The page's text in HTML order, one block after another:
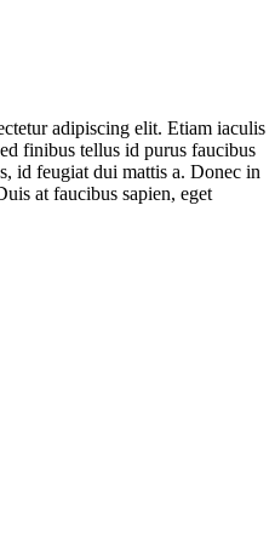
adipiscing elit. Etiam iaculis
finibus tellus id purus faucibus
id feugiat dui mattis a. Donec in
at faucibus sapien, eget